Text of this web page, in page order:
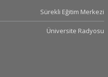
Sürekli Eğitim Merkezi
Üniversite Radyosu